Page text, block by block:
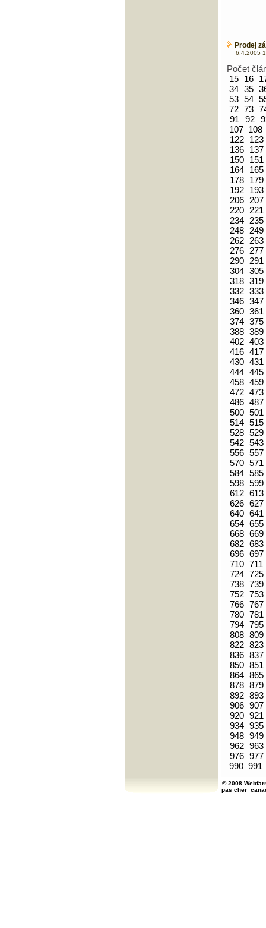
Prodej
6.4.2005
Počet
15 16
34 35
53 54
72 73
91
92
107 108
122
123
136
137
150
151
164
165
178
179
192
193
206 207
220
221
234
235
248
249
262
263
276
277
290
291
304 305
318 319
332 333
346 347
360 361
374 375
388 389
402 403
416 417
430 431
444 445
458 459
472 473
486 487
500 501
514 515
528 529
542 543
556 557
570 571
584 585
598 599
612 613
626 627
640 641
654 655
668 669
682 683
696 697
710 711
724 725
738 739
752 753
766 767
780 781
794 795
808 809
822 823
836 837
850 851
864 865
878 879
892 893
906 907
920 921
934 935
948 949
962 963
976 977
990 991
© 2008
pas cher